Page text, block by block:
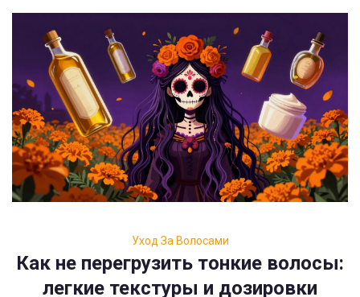
Уход За Волосами
Как не перегрузить тонкие волосы:
легкие текстуры и дозировки